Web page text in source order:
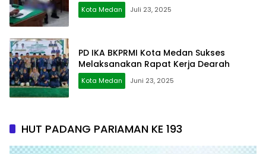
Kota Medan Juli 23, 2025
PD IKA BKPRMI Kota Medan Sukses
Melaksanakan Rapat Kerja Dearah
Kota Medan Juni 23, 2025
HUT PADANG PARIAMAN KE 193